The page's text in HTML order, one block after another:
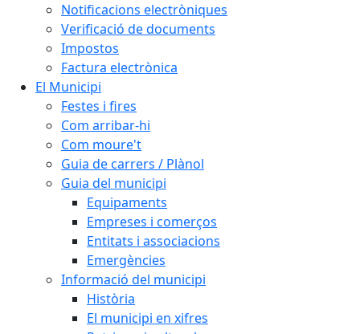
Notificacions electròniques
Verificació de documents
Impostos
Factura electrònica
El Municipi
Festes i fires
Com arribar-hi
Com moure't
Guia de carrers / Plànol
Guia del municipi
Equipaments
Empreses i comerços
Entitats i associacions
Emergències
Informació del municipi
Història
El municipi en xifres